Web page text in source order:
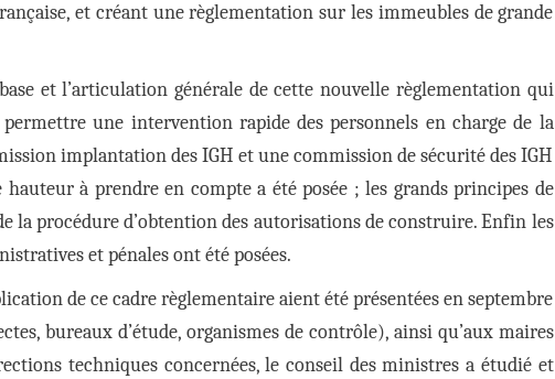
et créant une règlementation sur les immeubles de grande
et l’articulation générale de cette nouvelle règlementation qui
une intervention rapide des personnels en charge de la
implantation des IGH et une commission de sécurité des IGH
à prendre en compte a été posée ; les grands principes de
la procédure d’obtention des autorisations de construire. Enfin les
et pénales ont été posées.
de ce cadre règlementaire aient été présentées en septembre
bureaux d’étude, organismes de contrôle), ainsi qu’aux maires
techniques concernées, le conseil des ministres a étudié et